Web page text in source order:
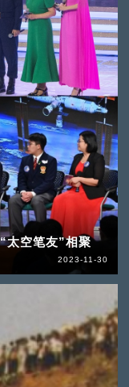
太空笔友”相聚
2023-11-30